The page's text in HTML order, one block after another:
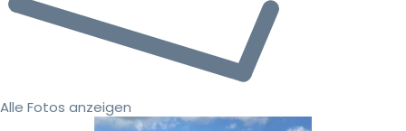
Alle Fotos anzeigen